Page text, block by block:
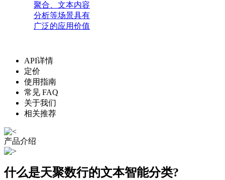
聚合、文本内容
分析等场景具有
广泛的应用价值
API详情
定价
使用指南
常见 FAQ
关于我们
相关推荐
产品介绍
什么是天聚数行的文本智能分类?